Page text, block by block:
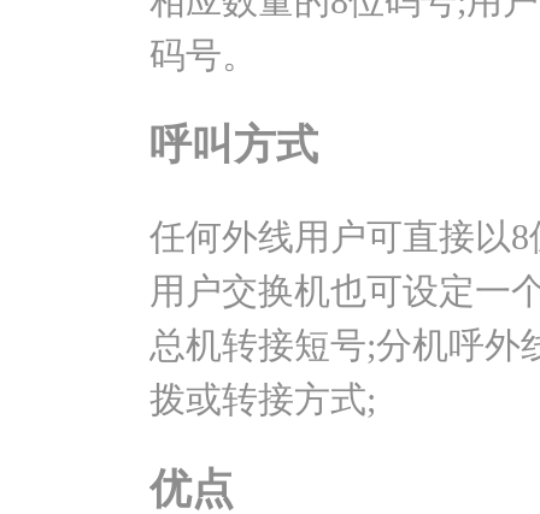
码号。
呼叫方式
任何外线用户可直接以
用户交换机也可设定一
总机转接短号;分机呼外
拨或转接方式;
优点